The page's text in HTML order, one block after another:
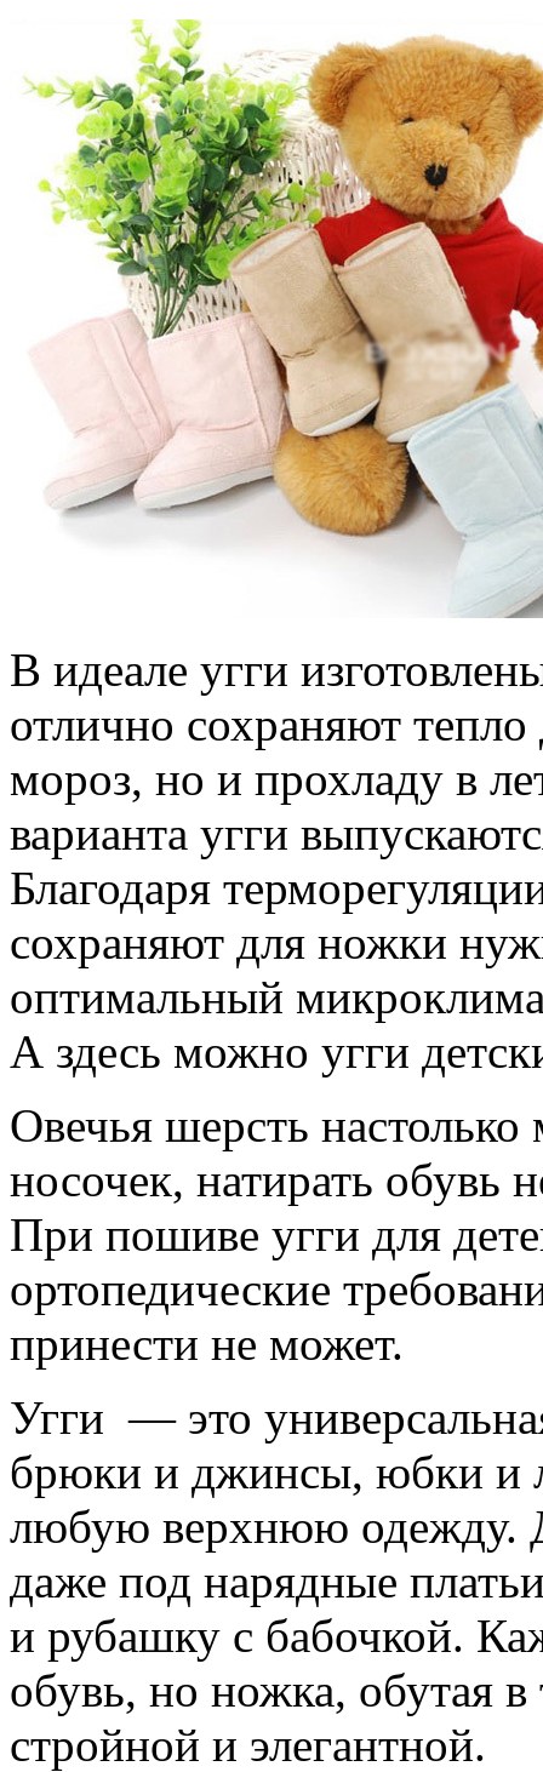
В идеале угги
отлично сохраняют
мороз, но и прохладу в
варианта угги
Благодаря
сохраняют для ножки
оптимальный
А здесь можно угги
Овечья шерсть
носочек, натирать обувь
При пошиве угги для
ортопедические
принести не может.
Угги — это
брюки и джинсы, юбки и
любую верхнюю одежду.
даже под нарядные
и рубашку с бабочкой.
обувь, но ножка, обутая в
стройной и элегантной.